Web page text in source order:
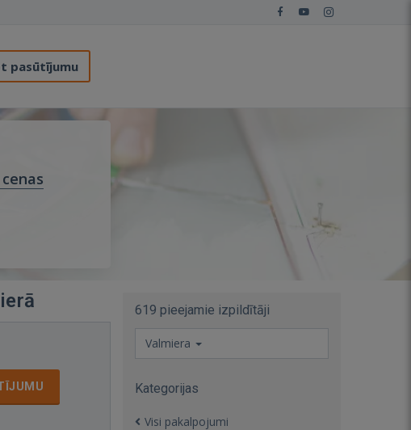
pasūtījumu
619 pieejamie izpildītāji
Valmiera
Kategorijas
Visi pakalpojumi